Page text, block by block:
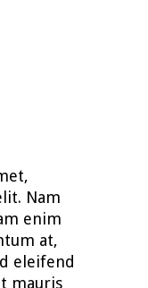
Nam
enim
at,
eleifend
mauris